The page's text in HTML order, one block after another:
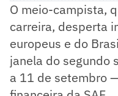
O meio-campista,
carreira, desperta
europeus e do
janela do segundo
a 11 de setembro